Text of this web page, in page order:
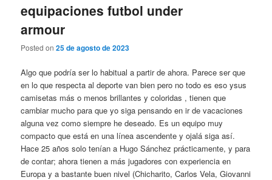
equipaciones futbol under
armour
Posted on25 de agosto de 2023
Algo que podría ser lo habitual a partir de ahora. Parece ser que
en lo que respecta al deporte van bien pero no todo es eso ysus
camisetas más o menos brillantes y coloridas , tienen que
cambiar mucho para que yo siga pensando en ir de vacaciones
alguna vez como siempre he deseado. Es un equipo muy
compacto que está en una línea ascendente y ojalá siga así.
Hace 25 años solo tenían a Hugo Sánchez prácticamente, y para
de contar; ahora tienen a más jugadores con experiencia en
Europa y a bastante buen nivel (Chicharito, Carlos Vela, Giovanni